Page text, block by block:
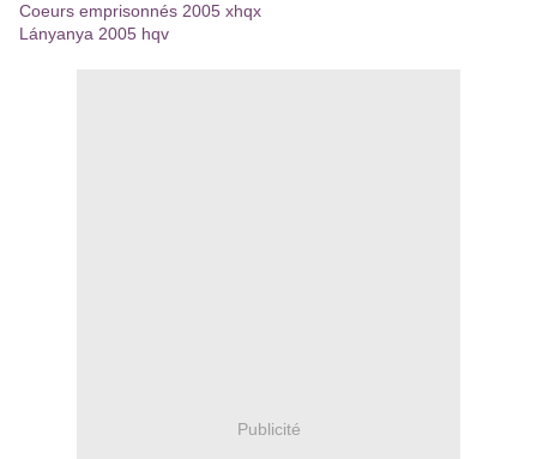
Coeurs emprisonnés 2005 xhqx
Lányanya 2005 hqv
Publicité